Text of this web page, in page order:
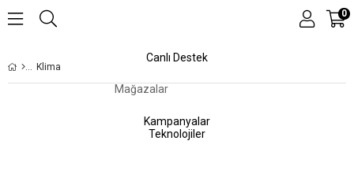
Canlı Destek
Mağazalar
Kampanyalar
Teknolojiler
0
Klima